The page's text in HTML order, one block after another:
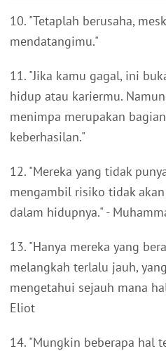
10. "Tetaplah berusaha,
mendatangimu."
11. "Jika kamu gagal, ini
hidup atau kariermu.
menimpa merupakan
keberhasilan."
12. "Mereka yang tidak
mengambil risiko tidak
dalam hidupnya." -
13. "Hanya mereka yang
melangkah terlalu jauh,
mengetahui sejauh mana
Eliot
14. "Mungkin beberapa hal